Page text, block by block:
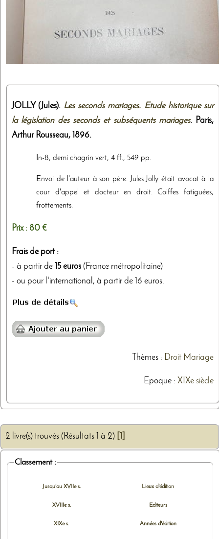
JOLLY (Jules). Les seconds mariages. Etude historique sur
la législation des seconds et subséquents mariages. Paris,
Arthur Rousseau, 1896.
In-8, demi chagrin vert, 4 ff., 549 pp.
Envoi de l'auteur à son père. Jules Jolly était avocat à la
cour d'appel et docteur en droit. Coiffes fatiguées,
frottements.
Prix : 80 €
Frais de port :
- à partir de 15 euros (France métropolitaine)
- ou pour l'international, à partir de 16 euros.
Thèmes: Droit Mariage
Epoque : XIXe siècle
2 livre(s) trouvés (Résultats 1 à 2)
Classement :
Jusqu'au XVIIe s.
XVIIIe s.
XIXe s.
Lieux d'édition
Editeurs
Années d'édition